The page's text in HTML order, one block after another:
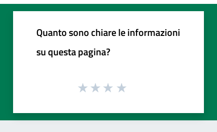
Quanto sono chiare le informazioni
su questa pagina?